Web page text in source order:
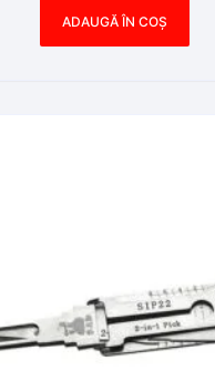
ADAUGĂ ÎN COȘ